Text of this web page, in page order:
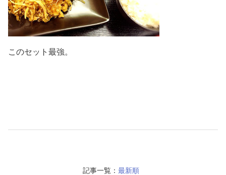
このセット最強。
記事一覧： 最新順